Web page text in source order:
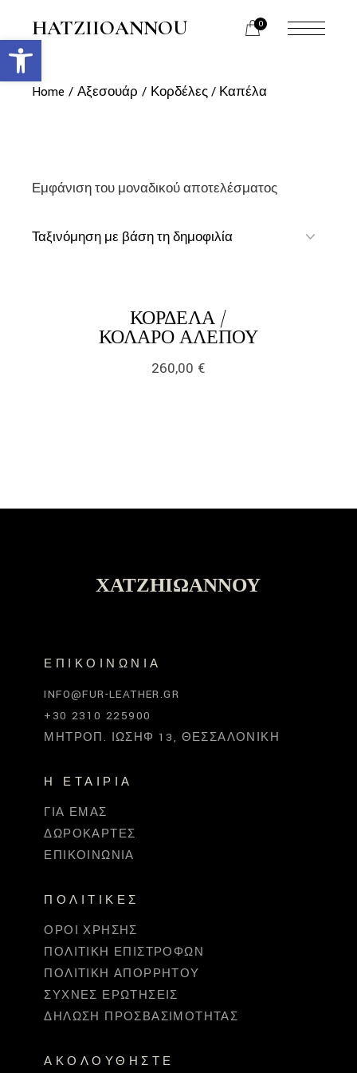
content
HATZIIOANNOU 0
menu
Home Αξεσουάρ Κορδέλες / Καπέλα
Εμφάνιση του μοναδικού αποτελέσματος
ΚΟΡΔΈΛΑ /
ΚΟΛΆΡΟ ΑΛΕΠΟΎLINK
260,00 €
ΧΑΤΖΗΙΩΆΝΝΟΥ
ΕΠΙΚΟΙΝΩΝΊΑ
INFO@FUR-LEATHER.GR
+30 2310 225900
ΜΗΤΡΟΠ. ΙΩΣΉΦ 13, ΘΕΣΣΑΛΟΝΊΚΗ
Η ΕΤΑΙΡΊΑ
ΓΙΑ ΕΜΆΣ
ΔΩΡΟΚΆΡΤΕΣ
ΕΠΙΚΟΙΝΩΝΊΑ
ΠΟΛΙΤΙΚΈΣ
ΌΡΟΙ ΧΡΉΣΗΣ
ΠΟΛΙΤΙΚΉ ΕΠΙΣΤΡΟΦΏΝ
ΠΟΛΙΤΙΚΉ ΑΠΟΡΡΉΤΟΥ
ΣΥΧΝΈΣ ΕΡΩΤΉΣΕΙΣ
ΔΉΛΩΣΗ ΠΡΟΣΒΑΣΙΜΌΤΗΤΑΣ
ΑΚΟΛΟΥΘΉΣΤΕ
Ανοίξτε τη γραμμή εργαλείων